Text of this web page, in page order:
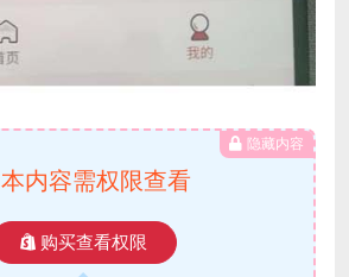
隐藏内容
本内容需权限查看
购买查看权限